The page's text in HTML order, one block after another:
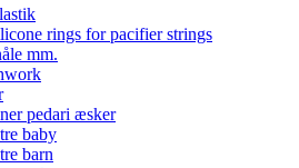
rings for pacifier strings
mm.
pedari æsker
baby
barn